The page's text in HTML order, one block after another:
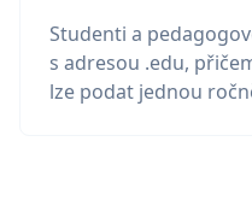
Studenti a
s adresou .edu,
lze podat jednou